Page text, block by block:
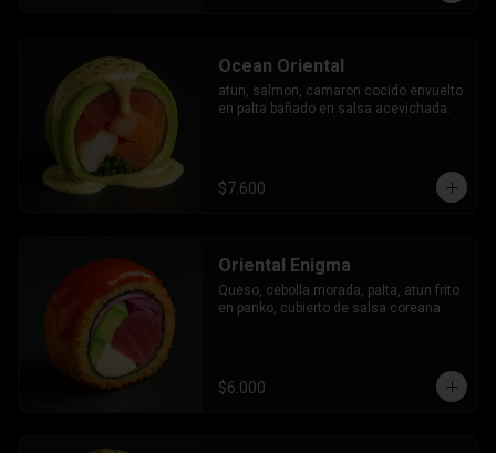
Ocean Oriental
atun, salmon, camaron cocido envuelto
en palta bañado en salsa acevichada.
$7.600
Oriental Enigma
Queso, cebolla morada, palta, atun frito
en panko, cubierto de salsa coreana
$6.000